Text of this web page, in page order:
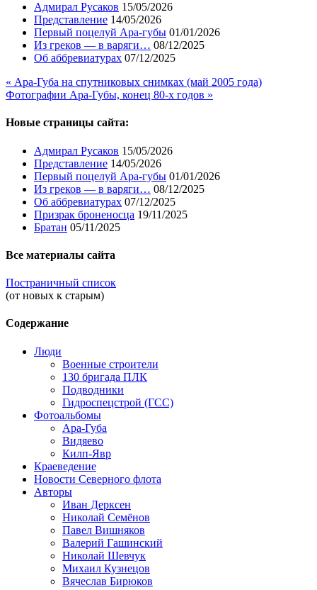
Адмирал Русаков 15/05/2026
Представление 14/05/2026
Первый поцелуй Ара-губы 01/01/2026
Из греков — в варяги… 08/12/2025
Об аббревиатурах 07/12/2025
« Ара-Губа на спутниковых снимках (май 2005 года)
Фотографии Ара-Губы, конец 80-х годов »
Новые страницы сайта:
Адмирал Русаков 15/05/2026
Представление 14/05/2026
Первый поцелуй Ара-губы 01/01/2026
Из греков — в варяги… 08/12/2025
Об аббревиатурах 07/12/2025
Призрак броненосца 19/11/2025
Братан 05/11/2025
Все материалы сайта
Постраничный список
(от новых к старым)
Содержание
Люди
Военные строители
130 бригада ПЛК
Подводники
Гидроспецстрой (ГСС)
Фотоальбомы
Ара-Губа
Видяево
Килп-Явр
Краеведение
Новости Северного флота
Авторы
Иван Дерксен
Николай Семёнов
Павел Вишняков
Валерий Гашинский
Николай Шевчук
Михаил Кузнецов
Вячеслав Бирюков